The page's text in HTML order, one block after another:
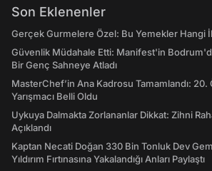
Son Eklenenler
Gerçek Gurmelere Özel: Bu Yemekler Hangi
Güvenlik Müdahale Etti: Manifest'in
Bir Genç Sahneye Atladı
MasterChef’in Ana Kadrosu Tamamlandı: 20.
Yarışmacı Belli Oldu
Uykuya Dalmakta Zorlananlar Dikkat: Zihni
Açıklandı
Kaptan Necati Doğan 330 Bin Tonluk Dev
Yıldırım Fırtınasına Yakalandığı Anları Paylaştı